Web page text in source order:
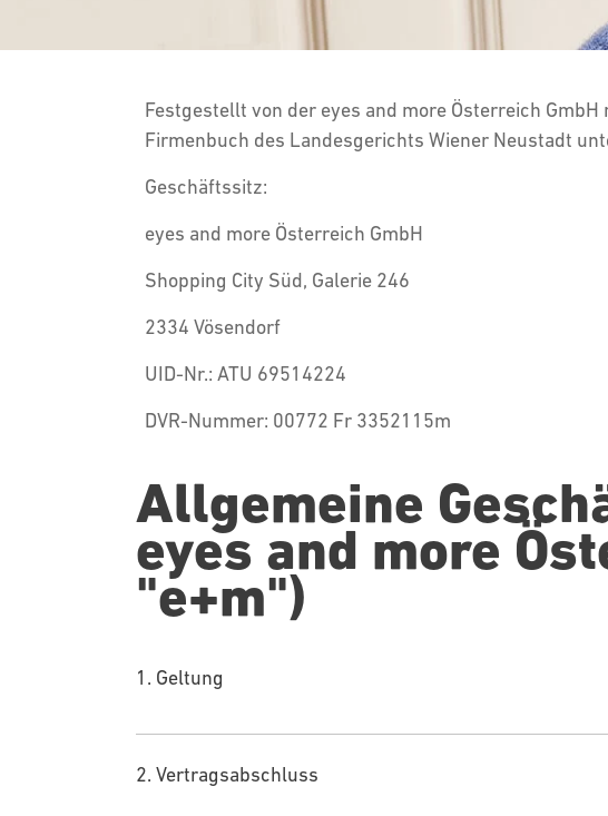
Festgestellt von der eyes and more Österreich
Firmenbuch des Landesgerichts Wiener Neustadt
Geschäftssitz:
eyes and more Österreich GmbH
Shopping City Süd, Galerie 246
2334 Vösendorf
UID-Nr.: ATU 69514224
DVR-Nummer: 00772 Fr 3352115m
Allgemeine
eyes and more
"e+m")
1. Geltung
2. Vertragsabschluss